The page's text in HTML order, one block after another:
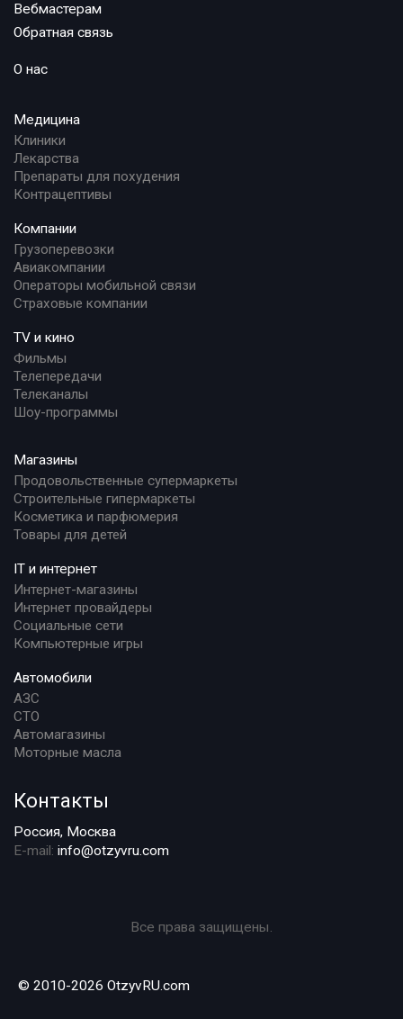
Вебмастерам
Обратная связь
О нас
Медицина
Клиники
Лекарства
Препараты для похудения
Контрацептивы
Компании
Грузоперевозки
Авиакомпании
Операторы мобильной связи
Страховые компании
TV и кино
Фильмы
Телепередачи
Телеканалы
Шоу-программы
Магазины
Продовольственные супермаркеты
Строительные гипермаркеты
Косметика и парфюмерия
Товары для детей
IT и интернет
Интернет-магазины
Интернет провайдеры
Социальные сети
Компьютерные игры
Автомобили
АЗС
СТО
Автомагазины
Моторные масла
Контакты
Россия, Москва
E-mail: info@otzyvru.com
Все права защищены.
© 2010-2026 OtzyvRU.com